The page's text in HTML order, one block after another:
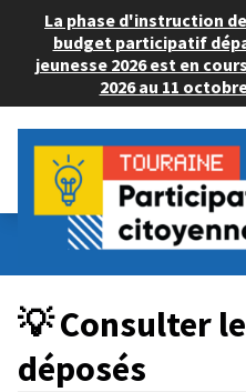
La phase d'instruction
budget participatif
jeunesse 2026 est en
2026 au 11
Budget Participatif JEUNESSE
💡 Consulter les projets
💡 Consulter
déposés